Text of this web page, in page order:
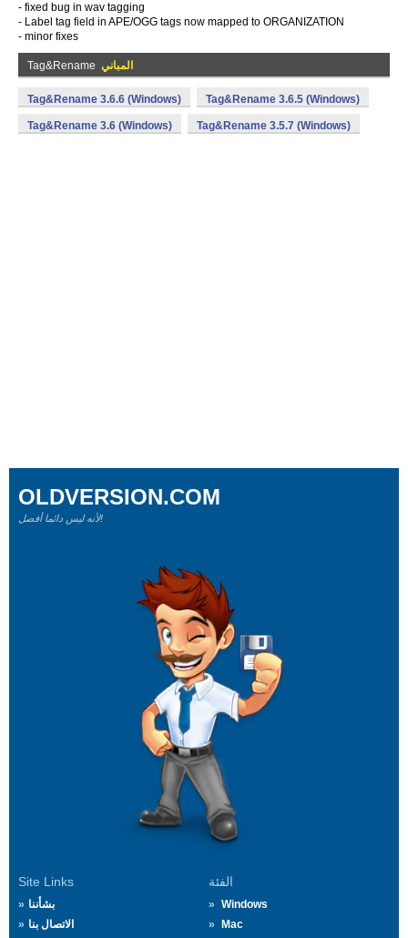
- fixed bug in wav tagging
- Label tag field in APE/OGG tags now mapped to ORGANIZATION
- minor fixes
Tag&Rename المباني
Tag&Rename 3.6.6 (Windows) Tag&Rename 3.6.5 (Windows)
Tag&Rename 3.6 (Windows) Tag&Rename 3.5.7 (Windows)
Site Links
بشأننا
الاتصال بنا
الفئة
Windows
Mac
OLDVERSION.COM
لأنه ليس دائما أفضل!